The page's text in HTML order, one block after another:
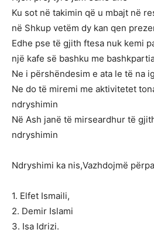
Ku sot në takimin që u mbajt në
në Shkup vetëm dy kan qen
Edhe pse të gjith ftesa nuk kemi
një kafe së bashku me
Ne i përshëndesim e ata le të na
Ne do të miremi me aktivitetet
ndryshimin
Në Ash janë të mirseardhur të
ndryshimin
Ndryshimi ka nis,Vazhdojmë
1. Elfet Ismaili,
2. Demir Islami
3. Isa Idrizi.